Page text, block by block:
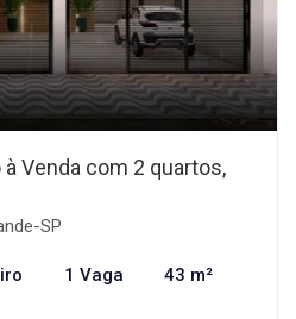
Venda com 2 quartos,
SP
1 Vaga 43 m²